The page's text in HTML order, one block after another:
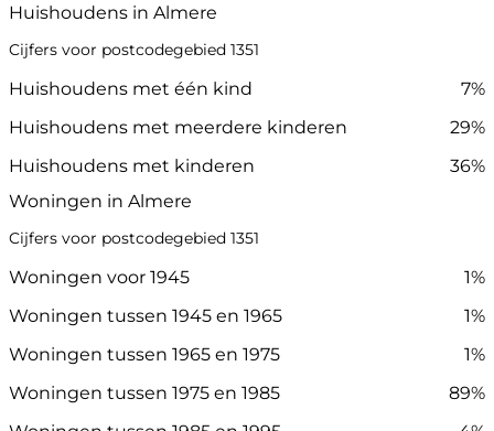
Huishoudens in Almere
Cijfers voor postcodegebied 1351
Huishoudens met één kind
7%
Huishoudens met meerdere kinderen
29%
Huishoudens met kinderen
36%
Woningen in Almere
Cijfers voor postcodegebied 1351
Woningen voor 1945
1%
Woningen tussen 1945 en 1965
1%
Woningen tussen 1965 en 1975
1%
Woningen tussen 1975 en 1985
89%